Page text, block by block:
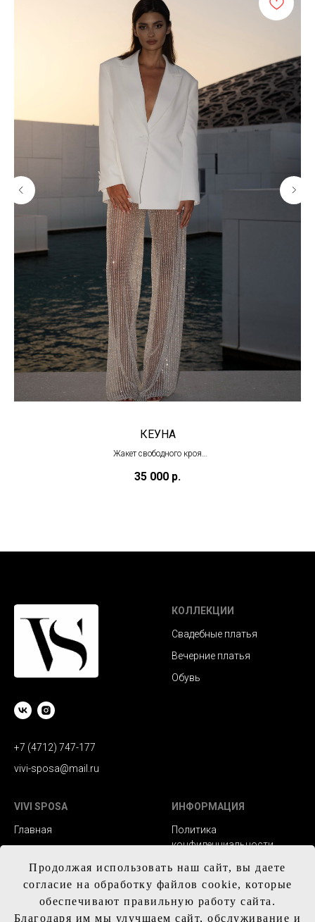
КЕУНА
Жакет свободного кроя
35 000 р.
Продолжая использовать наш сайт, вы даете
согласие на обработку файлов cookie, которые
обеспечивают правильную работу сайта.
Благодаря им мы улучшаем сайт, обслуживание и
+7 (4712) 747-177
vivi-sposa@mail.ru
КОЛЛЕКЦИИ
Свадебные платья
Вечерние платья
Обувь
VIVI SPOSA
Главная
Контакты
ИНФОРМАЦИЯ
Политика
конфиденциальности
Заказ и сроки
изготовления
Доставка